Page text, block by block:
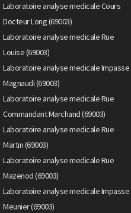
Laboratoire analyse medicale Cours
Docteur Long (69003)
Laboratoire analyse medicale Rue
Louise (69003)
Laboratoire analyse medicale Impasse
Magnaudi (69003)
Laboratoire analyse medicale Rue
Commandant Marchand (69003)
Laboratoire analyse medicale Rue
Martin (69003)
Laboratoire analyse medicale Rue
Mazenod (69003)
Laboratoire analyse medicale Impasse
Meunier (69003)